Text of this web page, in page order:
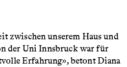
zwischen unserem Haus und
der Uni Innsbruck war für
Erfahrung», betont Diana